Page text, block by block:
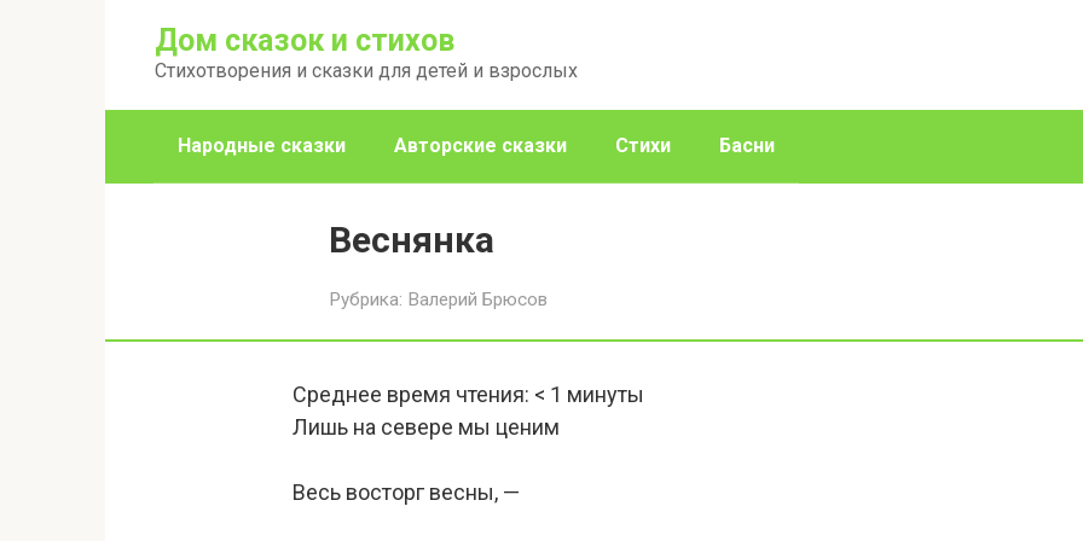
Дом сказок и стихов
Стихотворения и сказки для детей и взрослых
Народные сказки Авторские сказки Стихи Басни
Веснянка
Рубрика: Валерий Брюсов
Среднее время чтения: < 1 минуты
Лишь на севере мы ценим
Весь восторг весны, —